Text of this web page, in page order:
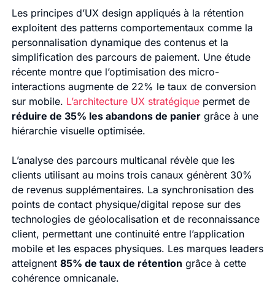
Les principes d’UX design appliqués à la rétention
exploitent des patterns comportementaux comme la
personnalisation dynamique des contenus et la
simplification des parcours de paiement. Une étude
récente montre que l’optimisation des micro-
interactions augmente de 22% le taux de conversion
sur mobile. L’architecture UX stratégiquepermet de
réduire de 35% les abandons de paniergrâce à une
hiérarchie visuelle optimisée.
L’analyse des parcours multicanal révèle que les
clients utilisant au moins trois canaux génèrent 30%
de revenus supplémentaires. La synchronisation des
points de contact physique/digital repose sur des
technologies de géolocalisation et de reconnaissance
client, permettant une continuité entre l’application
mobile et les espaces physiques. Les marques leaders
atteignent 85% de taux de rétention grâce à cette
cohérence omnicanale.